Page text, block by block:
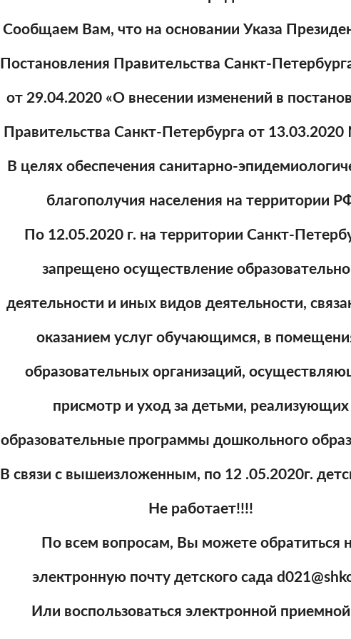
Сообщаем Вам, что на основании Указа
Постановления Правительства Санкт-
от 29.04.2020 «О внесении изменений в
Правительства Санкт-Петербурга от
В целях обеспечения санитарно-
благополучия населения на территории
По 12.05.2020 г. на территории Санкт-
запрещено осуществление
деятельности и иных видов деятельности,
оказанием услуг обучающимся, в
образовательных организаций,
присмотр и уход за детьми, реализующих
образовательные программы дошкольного
В связи с вышеизложенным, по 12 .05.2020г.
Не работает!!!!
По всем вопросам, Вы можете обратиться
электронную почту детского сада
Или воспользоваться электронной